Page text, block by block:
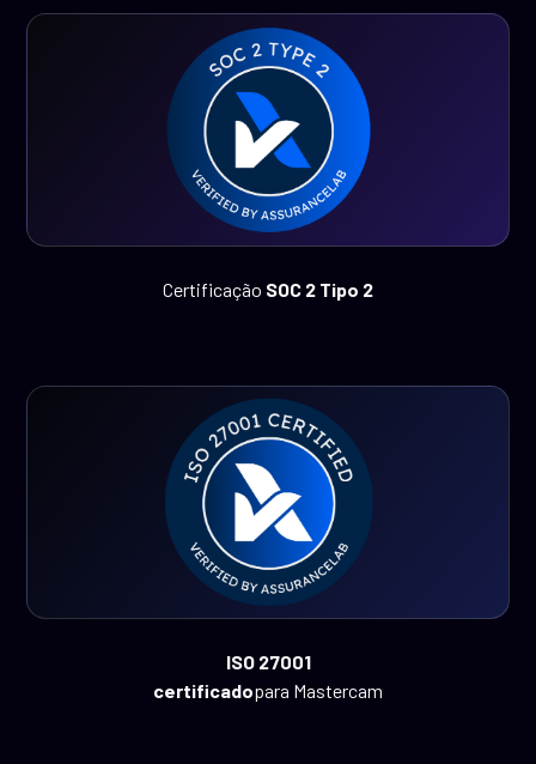
Certificação SOC 2 Tipo 2
ISO 27001
‍certificadopara Mastercam